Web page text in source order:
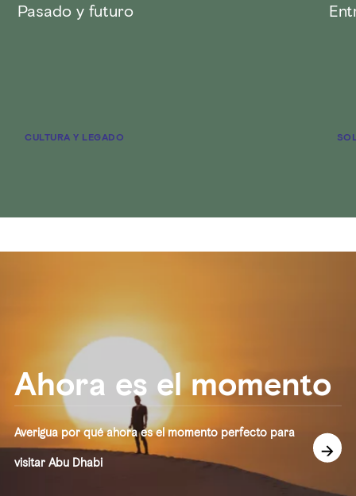
Pasado y futuro
CULTURA Y LEGADO
Ahora es el momento
Averigua por qué ahora es el momento perfecto para
visitar Abu Dhabi